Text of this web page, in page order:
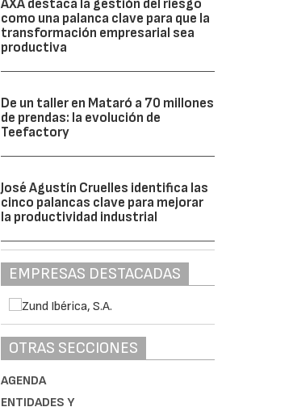
AXA destaca la gestión del riesgo
como una palanca clave para que la
transformación empresarial sea
productiva
De un taller en Mataró a 70 millones
de prendas: la evolución de
Teefactory
José Agustín Cruelles identifica las
cinco palancas clave para mejorar
la productividad industrial
EMPRESAS DESTACADAS
OTRAS SECCIONES
AGENDA
ENTIDADES Y